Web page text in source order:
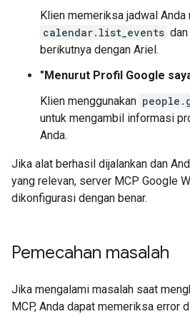
Klien memeriksa jadwal Anda
calendar.list_events
berikutnya dengan Ariel.
"Menurut Profil Google
Klien menggunakan
untuk mengambil informasi
Anda.
Jika alat berhasil dijalankan dan
yang relevan, server MCP Google
dikonfigurasi dengan benar.
Pemecahan masalah
Jika mengalami masalah saat
MCP, Anda dapat memeriksa error